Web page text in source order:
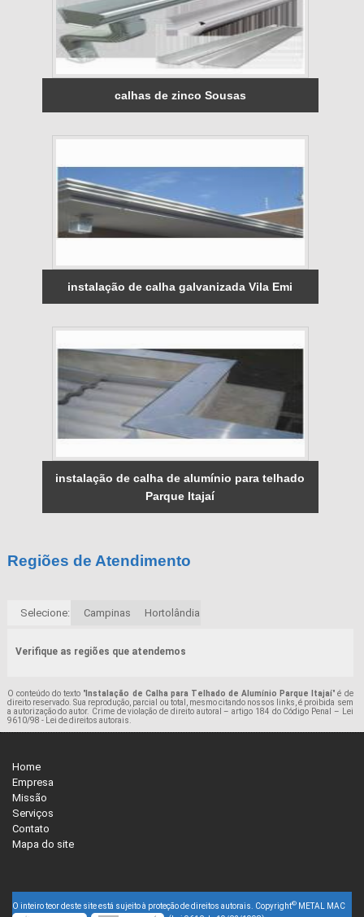
calhas de zinco Sousas
instalação de calha galvanizada Vila Emi
instalação de calha de alumínio para telhado
Parque Itajaí
Regiões de Atendimento
Selecione: Campinas Hortolândia
Verifique as regiões que atendemos
O conteúdo do texto " Instalação de Calha para Telhado de Alumínio Parque Itajaí" é de
direito reservado. Sua reprodução, parcial ou total, mesmo citando nossos links, é proibida sem
a autorização do autor. Crime de violação de direito autoral – artigo 184 do Código Penal – Lei
9610/98 - Lei de direitos autorais.
Home
Empresa
Missão
Serviços
Contato
Mapa do site
O inteiro teor deste site está sujeito à proteção de direitos autorais. Copyright© METAL MAC